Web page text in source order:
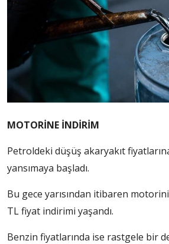
MOTORİNE İNDİRİM
Petroldeki düşüş akaryakıt
yansımaya başladı.
Bu gece yarısından itibaren
TL fiyat indirimi yaşandı.
Benzin fiyatlarında ise rastgele bir